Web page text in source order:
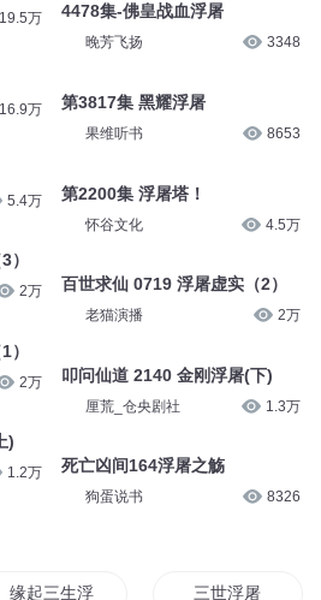
19.5万
16.9万
5.4万
2万
2万
)
1.2万
4478集-佛皇战血浮屠
晚芳飞扬 3348
第3817集 黑耀浮屠
果维听书 8653
第2200集 浮屠塔！
怀谷文化 4.5万
百世求仙 0719 浮屠虚实（2）
老猫演播 2万
叩问仙道 2140 金刚浮屠(下)
厘荒_仓央剧社 1.3万
死亡凶间164浮屠之觞
狗蛋说书 8326
缘起三生浮屠 三世浮屠